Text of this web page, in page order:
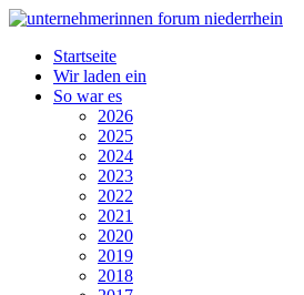
Startseite
Wir laden ein
So war es
2026
2025
2024
2023
2022
2021
2020
2019
2018